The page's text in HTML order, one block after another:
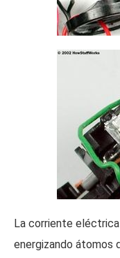
La corriente
energizando átomos